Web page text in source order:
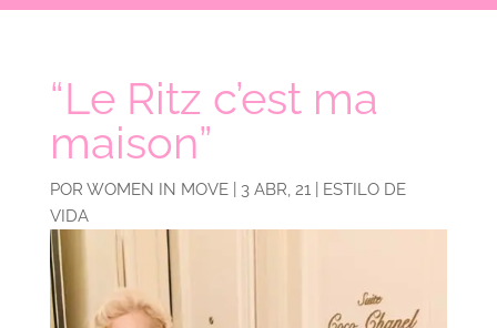
“Le Ritz c’est ma
maison”
POR WOMEN IN MOVE| 3 ABR, 21| ESTILO DE
VIDA